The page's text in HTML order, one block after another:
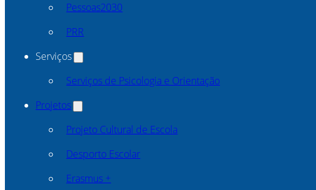
Pessoas2030
PRR
Serviços
Serviços de Psicologia e Orientação
Projetos
Projeto Cultural de Escola
Desporto Escolar
Erasmus +